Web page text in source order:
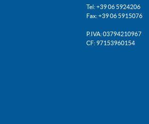
Tel: +39 06 5924206
Fax: +39 06 5915076
P.IVA: 03794210967
CF: 97153960154